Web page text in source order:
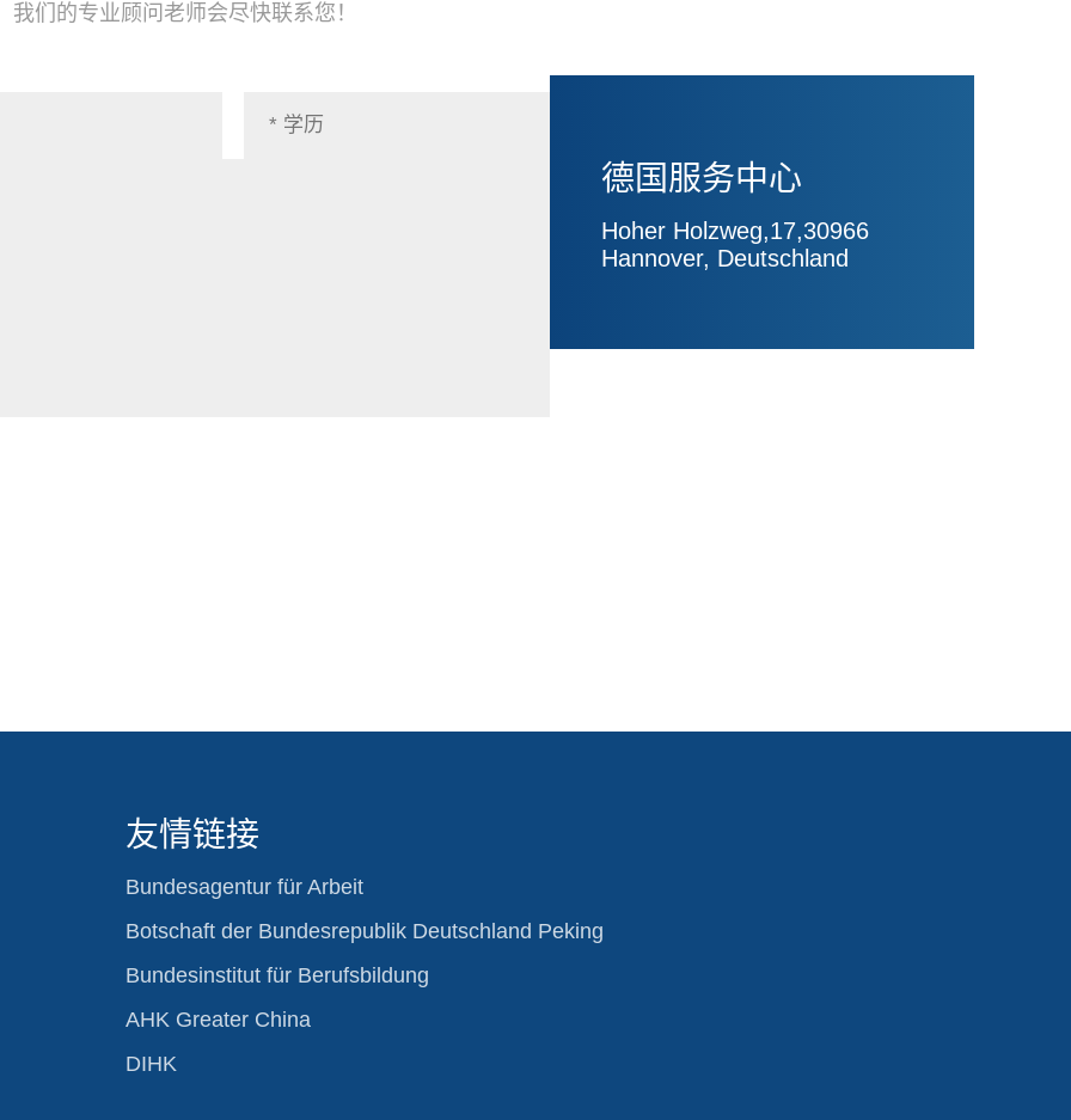
们的专业顾问老师会尽快联系您！
德国服务中心
Hoher Holzweg,17,30966
Hannover, Deutschland
友情链接
Bundesagentur für Arbeit
Botschaft der Bundesrepublik Deutschland Peking
Bundesinstitut für Berufsbildung
AHK Greater China
DIHK